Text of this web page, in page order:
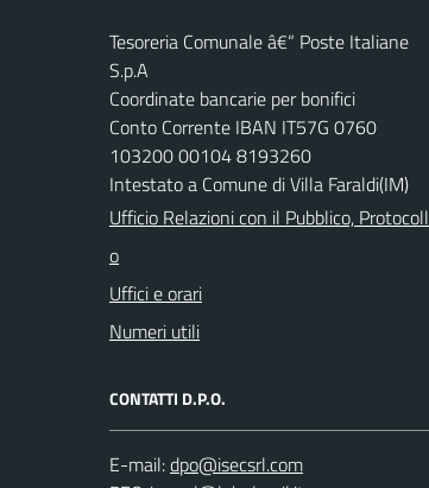
Tesoreria Comunale â€“ Poste Italiane
S.p.A
Coordinate bancarie per bonifici
Conto Corrente IBAN IT57G 0760
103200 00104 8193260
Intestato a Comune di Villa Faraldi(IM)
Ufficio Relazioni con il Pubblico, Protocoll
o
Uffici e orari
Numeri utili
CONTATTI D.P.O.
E-mail: